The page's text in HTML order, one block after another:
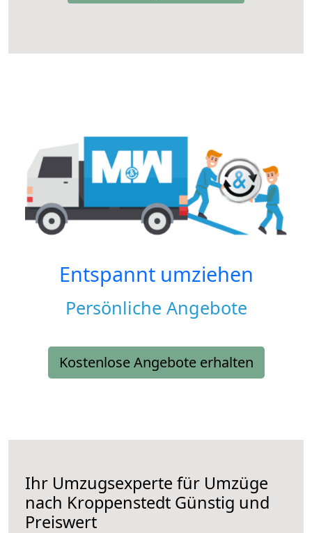
Entspannt umziehen
Persönliche Angebote
Kostenlose Angebote erhalten
Ihr Umzugsexperte für Umzüge
nach Kroppenstedt Günstig und
Preiswert